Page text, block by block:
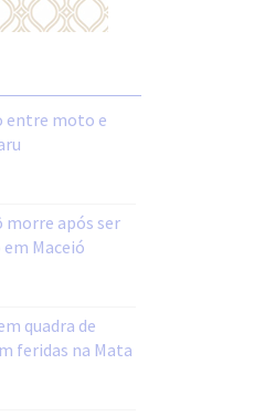
entre moto e
morre após ser
Maceió
quadra de
feridas na Mata